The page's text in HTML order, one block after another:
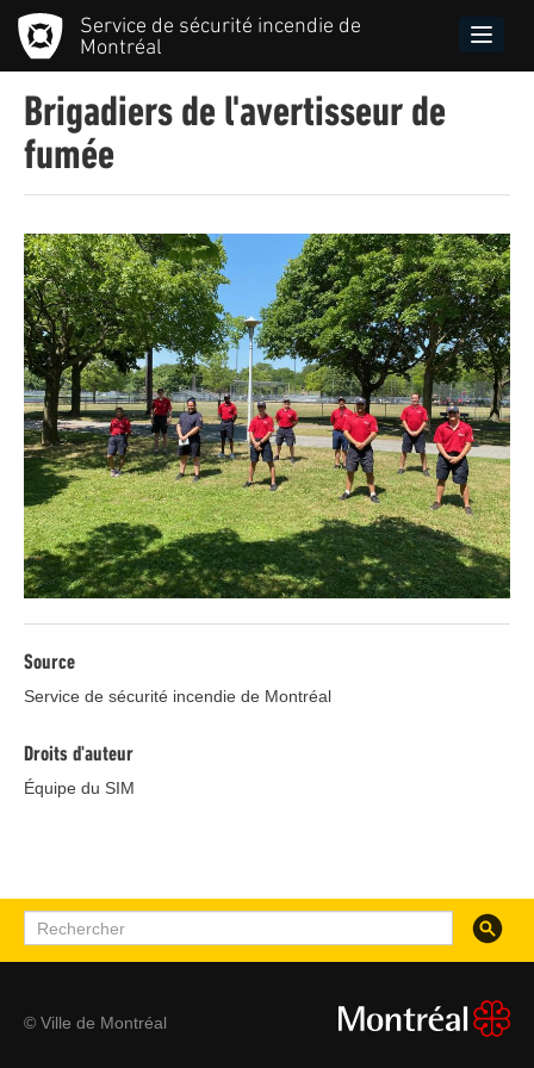
Aller
au
contenu
Service de sécurité incendie de
Montréal
Toggle
Brigadiers de l'avertisseur de
fumée
Image
Source
Service de sécurité incendie de Montréal
Droits d'auteur
Équipe du SIM
Rechercher
© Ville de Montréal